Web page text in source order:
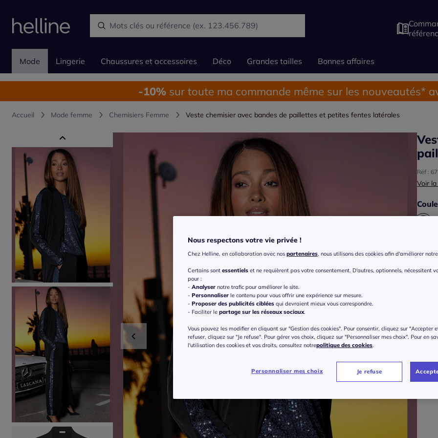
Mode Lingerie Chaussures et accessoires Déco Grandes tailles Bonnes affaires
-10% sur toute ma commande même sur les nouveautés*
Accueil Mode femme Chemisiers Femme Veste chemisier avec bandes de paillettes et petites fentes latérales
Réf :
Voir
40
42 -
Nous respectons votre vie privée !
Chez Helline, en collaboration avec nos partenaires, nous utilisons des cookies afin d'améliorer
Certains sont essentiels et ne requièrent pas votre consentement. D'autres, optionnels, nécessitent
pour :
- Analyser notre trafic pour améliorer le site.
- Personnaliser le contenu pour vous offrir une expérience sur mesure.
- Proposer des publicités ciblées qui devraient mieux vous correspondre.
- Faciliter le partage sur les réseaux sociaux.
Vous pouvez les modifier en cliquant sur "Gestion des cookies". Pour consentir, cliquez sur "Accepter
refuser, cliquez sur "Je refuse". Pour gérer vos choix, cliquez sur "Personnaliser mes choix". Pour en
l'utilisation des cookies et vos droits, consultez notrepolitique des cookies.
Personnaliser mes choix Je refuse